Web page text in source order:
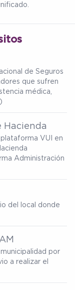
de Seguros
que sufren
médica,
Hacienda
VUI en
Administración
del local donde
por
a realizar el